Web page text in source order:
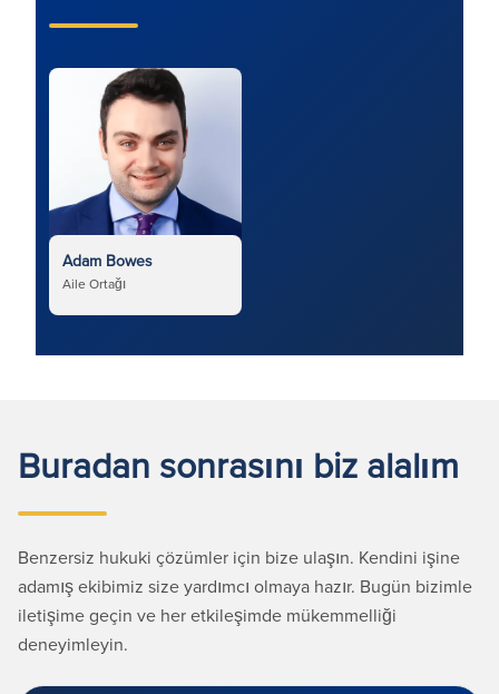
Adam Bowes
Aile Ortağı
Buradan sonrasını biz alalım
Benzersiz hukuki çözümler için bize ulaşın. Kendini işine
adamış ekibimiz size yardımcı olmaya hazır. Bugün bizimle
iletişime geçin ve her etkileşimde mükemmelliği
deneyimleyin.